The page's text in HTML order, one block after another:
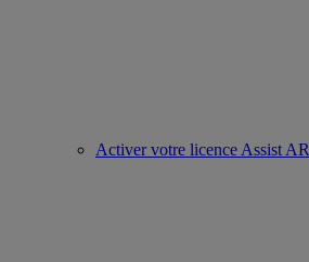
Activer votre licence Assist AR